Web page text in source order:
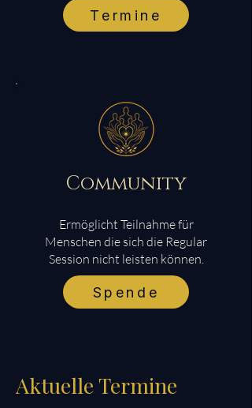
Termine
Community
Ermöglicht Teilnahme für
Menschen die sich die Regular
Session nicht leisten können.
Spende
Aktuelle Termine